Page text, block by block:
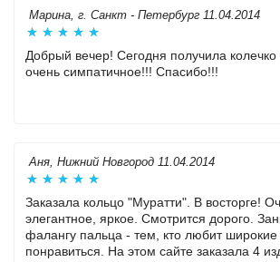
Марина, г. Санкт - Петербург 11.04.2014
Добрый вечер! Сегодня получила
очень симпатичное!!! Спасибо!!!
Аня, Нижний Новгород 11.04.2014
Заказала кольцо "Муратти". В восторге!
элегантное, яркое. Смотрится дорого.
фалангу пальца - тем, кто любит
понравиться. На этом сайте заказала 4